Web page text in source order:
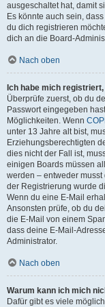
ausgeschaltet hat, damit
Es könnte auch sein,
du dich registrieren
dich an die Board-
Nach oben
Ich habe mich
Überprüfe zuerst, ob du
Passwort eingegeben
Möglichkeiten. Wenn
unter 13 Jahre alt bist,
Erziehungsberechtigten
dies nicht der Fall ist,
einigen Boards müssen
werden – entweder
der Registrierung wurde
Wenn du eine E-Mail
Ansonsten prüfe, ob du
die E-Mail von einem
dass deine E-Mail-
Administrator.
Nach oben
Warum kann ich mich
Dafür gibt es viele